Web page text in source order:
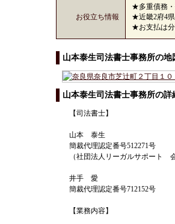
お役立ち情報
★多重債務
★近畿2府4
★お支払は分
山本泰生司法書士事務所の地
山本泰生司法書士事務所の詳
【司法書士】
山本 泰生
簡裁代理認定番号512271号
（社団法人リーガルサポート 会
井手 愛
簡裁代理認定番号712152号
【業務内容】